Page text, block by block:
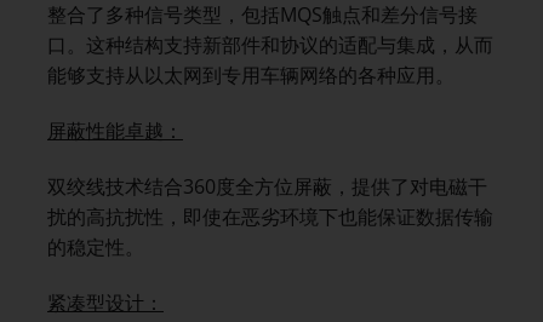
整合了多种信号类型，包括MQS触点和差分信号接
口。这种结构支持新部件和协议的适配与集成，从而
能够支持从以太网到专用车辆网络的各种应用。
屏蔽性能卓越：
双绞线技术结合360度全方位屏蔽，提供了对电磁干
扰的高抗扰性，即使在恶劣环境下也能保证数据传输
的稳定性。
紧凑型设计：